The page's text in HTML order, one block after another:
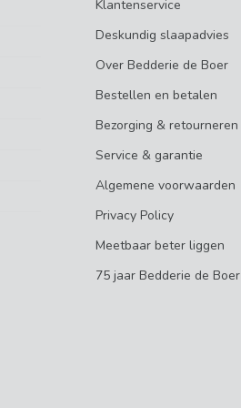
Klantenservice
Deskundig slaapadvies
Over Bedderie de Boer
Bestellen en betalen
Bezorging & retourneren
Service & garantie
Algemene voorwaarden
Privacy Policy
Meetbaar beter liggen
75 jaar Bedderie de Boer